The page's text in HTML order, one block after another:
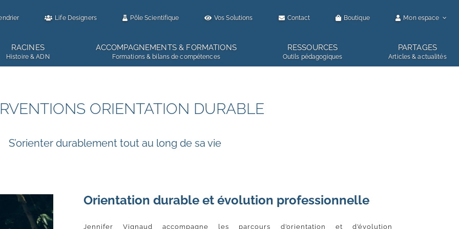
Life Designers Pôle Scientifique Vos Solutions Contact Boutique Mon espace
RACINES
Histoire & ADN
ACCOMPAGNEMENTS & FORMATIONS
Formations & bilans de compétences
RESSOURCES
Outils pédagogiques
PARTAGES
Articles & actualités
ORIENTATION DURABLE
S’orienter durablement tout au long de sa vie
Orientation durable et évolution professionnelle
Jennifer Vignaud accompagne les parcours d’orientation et d’évolution